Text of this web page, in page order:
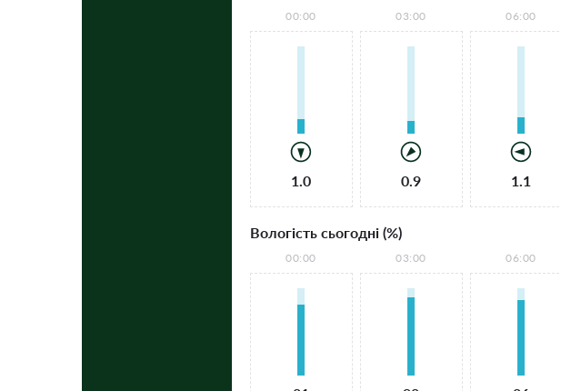
00:00
1.0
03:00
0.9
06:00
1.1
Вологість сьогодні (%)
00:00 03:00 06:00